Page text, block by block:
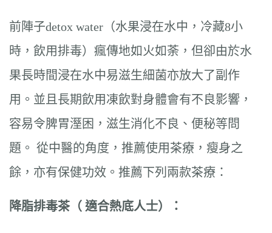
前陣子detox water（水果浸在水中，冷藏8小
時，飲用排毒）瘋傳地如火如荼，但卻由於水
果長時間浸在水中易滋生細菌亦放大了副作
用。並且長期飲用凍飲對身體會有不良影響，
容易令脾胃溼困，滋生消化不良、便秘等問
題。 從中醫的角度，推薦使用茶療，瘦身之
餘，亦有保健功效。推薦下列兩款茶療：
降脂排毒茶（ 適合熱底人士）：